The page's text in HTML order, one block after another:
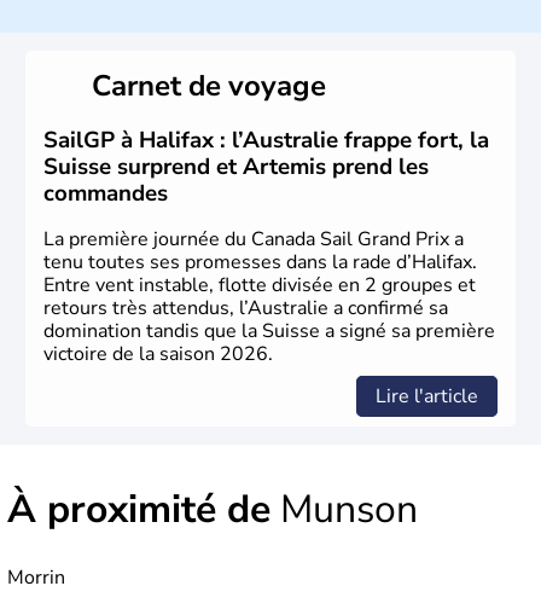
territoire de la ville de Québec, le Canada passe ensuite
sous le contrôle des Britanniques. L'indépendance du
pays a été obtenue au cours d'un long processus qui s'est
étalé de 1867 à 1982. Le peuple autochtone des Inuits,
aujourd'hui appelé Eskimos, n'est découvert qu'au début
du XXème siècle lors d'une expédition dans le Grand
Nord.
Carnet de voyage
SailGP à Halifax : l’Australie frappe fort, la
Suisse surprend et Artemis prend les
commandes
La première journée du Canada Sail Grand Prix a
tenu toutes ses promesses dans la rade d’Halifax.
Entre vent instable, flotte divisée en 2 groupes et
retours très attendus, l’Australie a confirmé sa
domination tandis que la Suisse a signé sa première
victoire de la saison 2026.
Lire l'article
À proximité de Munson
Morrin